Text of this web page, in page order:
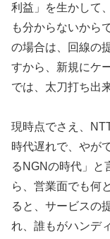
利益」を生かして
も分からないから
の場合は、回線の
すから、新規にケ
では、太刀打ち出
現時点でさえ、
時代遅れで、やが
るNGNの時代」と
ら、営業面でも何
ると、サービスの
れ、誰もがハンデ